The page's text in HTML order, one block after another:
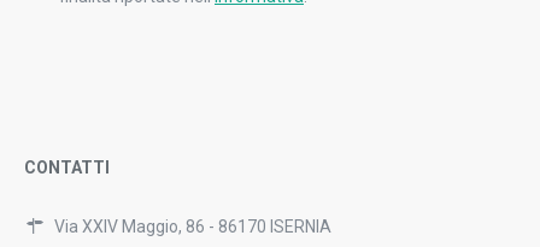
CONTATTI
Via XXIV Maggio, 86 - 86170 ISERNIA